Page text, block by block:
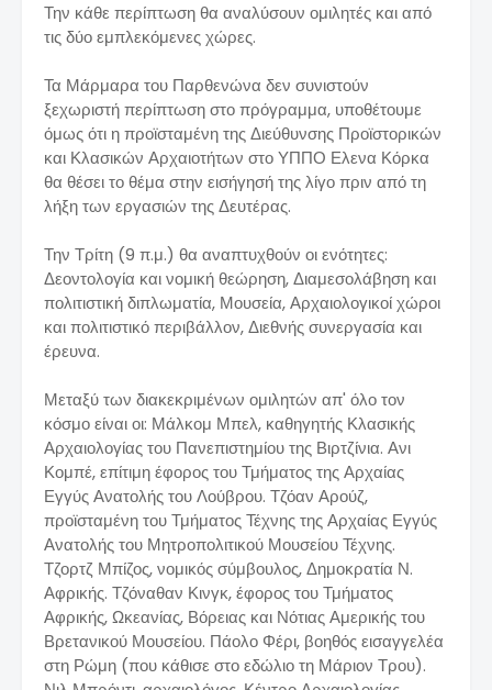
Την κάθε περίπτωση θα αναλύσουν ομιλητές και από
τις δύο εμπλεκόμενες χώρες.
Τα Μάρμαρα του Παρθενώνα δεν συνιστούν
ξεχωριστή περίπτωση στο πρόγραμμα, υποθέτουμε
όμως ότι η προϊσταμένη της Διεύθυνσης Προϊστορικών
και Κλασικών Αρχαιοτήτων στο ΥΠΠΟ Ελενα Κόρκα
θα θέσει το θέμα στην εισήγησή της λίγο πριν από τη
λήξη των εργασιών της Δευτέρας.
Την Τρίτη (9 π.μ.) θα αναπτυχθούν οι ενότητες:
Δεοντολογία και νομική θεώρηση, Διαμεσολάβηση και
πολιτιστική διπλωματία, Μουσεία, Αρχαιολογικοί χώροι
και πολιτιστικό περιβάλλον, Διεθνής συνεργασία και
έρευνα.
Μεταξύ των διακεκριμένων ομιλητών απ' όλο τον
κόσμο είναι οι: Μάλκομ Μπελ, καθηγητής Κλασικής
Αρχαιολογίας του Πανεπιστημίου της Βιρτζίνια. Ανι
Κομπέ, επίτιμη έφορος του Τμήματος της Αρχαίας
Εγγύς Ανατολής του Λούβρου. Τζόαν Αρούζ,
προϊσταμένη του Τμήματος Τέχνης της Αρχαίας Εγγύς
Ανατολής του Μητροπολιτικού Μουσείου Τέχνης.
Τζορτζ Μπίζος, νομικός σύμβουλος, Δημοκρατία Ν.
Αφρικής. Τζόναθαν Κινγκ, έφορος του Τμήματος
Αφρικής, Ωκεανίας, Βόρειας και Νότιας Αμερικής του
Βρετανικού Μουσείου. Πάολο Φέρι, βοηθός εισαγγελέα
στη Ρώμη (που κάθισε στο εδώλιο τη Μάριον Τρου).